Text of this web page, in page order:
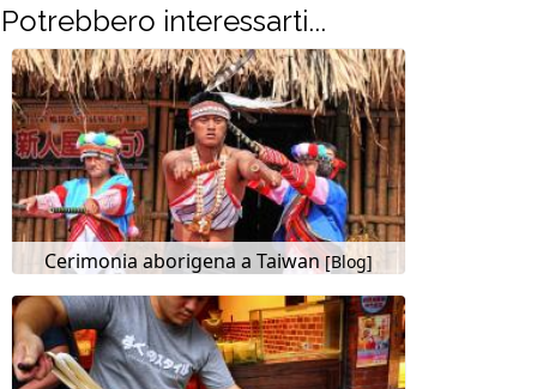
Potrebbero interessarti...
Cerimonia aborigena a Taiwan[Blog]